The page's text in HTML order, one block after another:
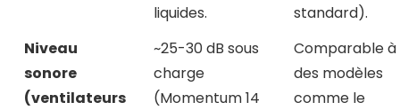
liquides.
standard).
Niveau
sonore
(ventilateurs
~25-30 dB sous
charge
(Momentum 14
Comparable à
des modèles
comme le